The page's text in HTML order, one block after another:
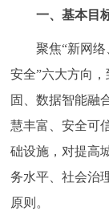
一、基本目标
聚焦“新网络
安全”六大方向
固、数据智能融
慧丰富、安全可
础设施，对提高
务水平、社会治
原则。